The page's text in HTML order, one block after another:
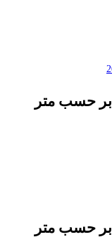
بر حسب متر
بر حسب متر